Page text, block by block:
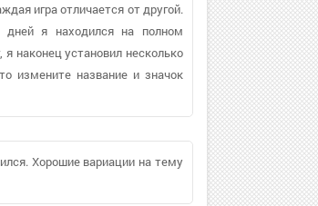
игра отличается от другой.
я находился на полном
наконец установил несколько
измените название и значок
Хорошие вариации на тему